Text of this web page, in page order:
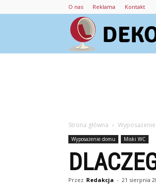
O nas Reklama Kontakt
Strona główna
Wyposażenie domu Miski WC
Przez Redakcja - 21 sierpnia